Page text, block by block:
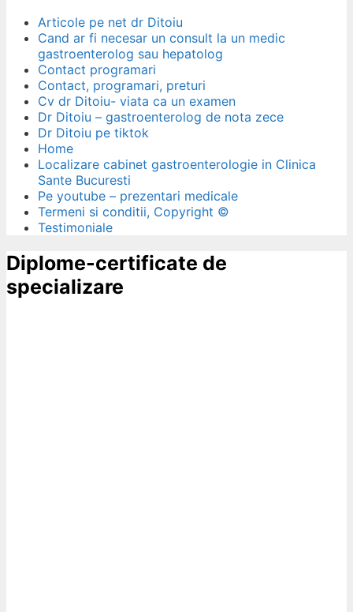
Articole pe net dr Ditoiu
Cand ar fi necesar un consult la un medic
gastroenterolog sau hepatolog
Contact programari
Contact, programari, preturi
Cv dr Ditoiu- viata ca un examen
Dr Ditoiu – gastroenterolog de nota zece
Dr Ditoiu pe tiktok
Home
Localizare cabinet gastroenterologie in Clinica
Sante Bucuresti
Pe youtube – prezentari medicale
Termeni si conditii, Copyright ©
Testimoniale
Diplome-certificate de
specializare